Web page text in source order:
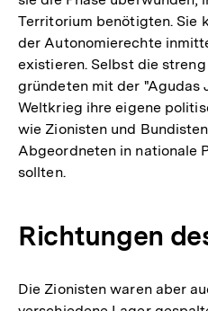
Territorium benötigten. Sie
der Autonomierechte
existieren. Selbst die
gründeten mit der "Agudas
Weltkrieg ihre eigene
wie Zionisten und
Abgeordneten in nationale
sollten.
Richtungen
Die Zionisten waren aber